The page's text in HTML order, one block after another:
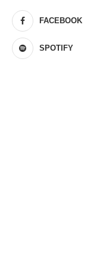
FACEBOOK
SPOTIFY